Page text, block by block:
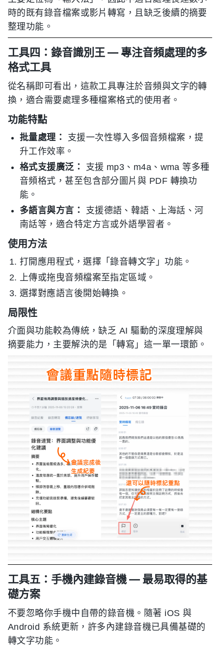
時的既有錄音檔案或影片轉寫，且缺乏後續的摘要
整理功能。
工具四：錄音識別王 — 專注音頻處理的多
格式工具
從名稱即可看出，這款工具專注於音頻與文字的轉
換，適合需要處理多種檔案格式的使用者。
功能特點
批量處理：
支援一次性導入多個音頻檔案，提
升工作效率。
格式支援廣泛：
支援 mp3、m4a、wma 等多種
音頻格式，甚至包含部分圖片與 PDF 轉換功
能。
多語言與方言：
支援德語、韓語、上海話、河
南話等，適合特定方言或外語學習者。
使用方法
打開應用程式，選擇「錄音轉文字」功能。
上傳或拖曳音頻檔案至指定區域。
選擇對應語言後開始轉換。
局限性
介面與功能較為傳統，缺乏 AI 驅動的深度理解與
摘要能力，主要解決的是「轉寫」這一單一環節。
工具五：手機內建錄音機 — 最易取得的基
礎方案
不要忽略你手機中自帶的錄音機。隨著 iOS 與
Android 系統更新，許多內建錄音機已具備基礎的
轉文字功能。